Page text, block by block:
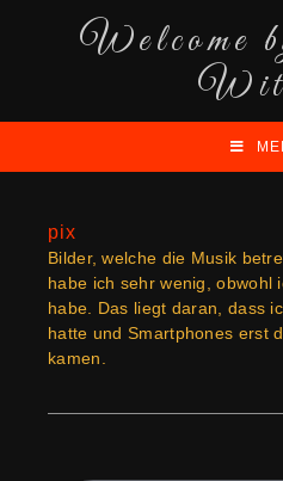
Welcome
pix
Bilder, welche die Musik
habe ich sehr wenig, obwohl
habe. Das liegt daran, dass
hatte und Smartphones erst
kamen.